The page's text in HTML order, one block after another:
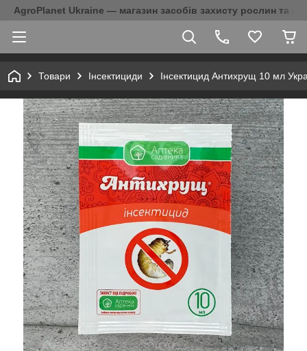
AgroPlanet Ukraine — магазин засобів захисту рослин та
Товари Інсектициди Інсектицид Антихрущ 10 мл